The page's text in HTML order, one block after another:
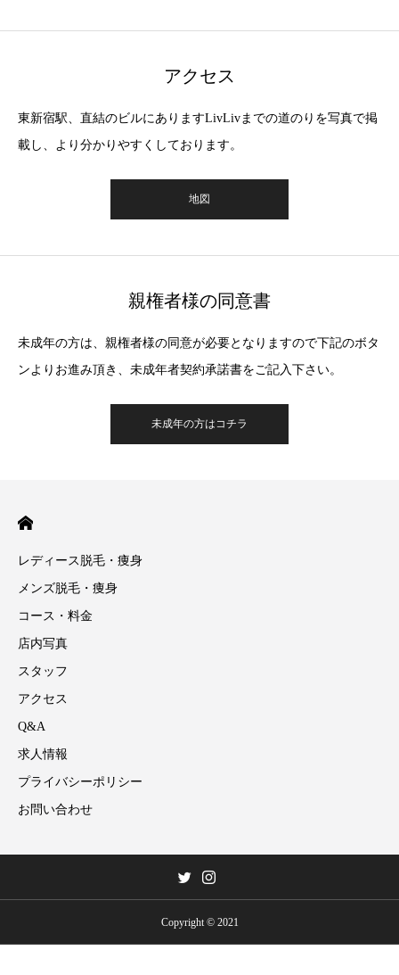
アクセス
東新宿駅、直結のビルにありますLivLivまでの道のりを写真で掲
載し、より分かりやすくしております。
地図
親権者様の同意書
未成年の方は、親権者様の同意が必要となりますので下記のボタ
ンよりお進み頂き、未成年者契約承諾書をご記入下さい。
未成年の方はコチラ
レディース脱毛・痩身
メンズ脱毛・痩身
コース・料金
店内写真
スタッフ
アクセス
Q&A
求人情報
プライバシーポリシー
お問い合わせ
Copyright © 2021